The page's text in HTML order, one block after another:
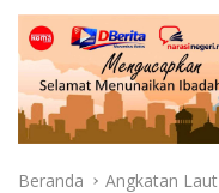
Beranda Angkatan Laut